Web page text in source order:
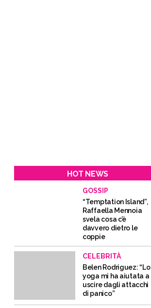
HOT NEWS
GOSSIP
“Temptation Island”,
Raffaella Mennoia
svela cosa c’è
davvero dietro le
coppie
CELEBRITÀ
Belen Rodriguez: “Lo
yoga mi ha aiutata a
uscire dagli attacchi
di panico”